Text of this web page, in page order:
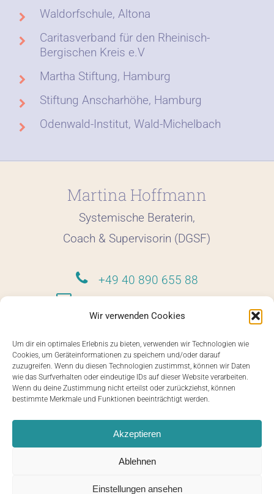
Wir verwenden Cookies
Um dir ein optimales Erlebnis zu bieten, verwenden wir Technologien wie
Cookies, um Geräteinformationen zu speichern und/oder darauf
zuzugreifen. Wenn du diesen Technologien zustimmst, können wir Daten
wie das Surfverhalten oder eindeutige IDs auf dieser Website verarbeiten.
Wenn du deine Zustimmung nicht erteilst oder zurückziehst, können
bestimmte Merkmale und Funktionen beeinträchtigt werden.
Akzeptieren
Ablehnen
Einstellungen ansehen
Waldorfschule, Altona
Caritasverband für den Rheinisch-
Bergischen Kreis e.V
Martha Stiftung, Hamburg
Stiftung Anscharhöhe, Hamburg
Odenwald-Institut, Wald-Michelbach
Martina Hoffmann
Systemische Beraterin,
Coach & Supervisorin (DGSF)
+49 40 890 655 88
info@martina-hoffmann.eu
Beratung & Coaching
Supervision
Menschenwürde & Scham
Kontakt